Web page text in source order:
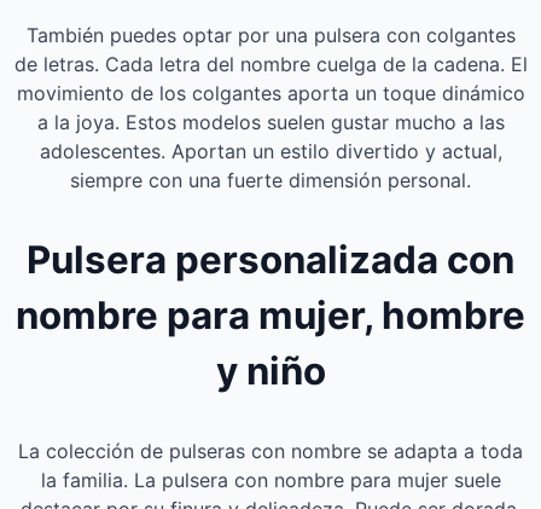
También puedes optar por una pulsera con colgantes
de letras. Cada letra del nombre cuelga de la cadena. El
movimiento de los colgantes aporta un toque dinámico
a la joya. Estos modelos suelen gustar mucho a las
adolescentes. Aportan un estilo divertido y actual,
siempre con una fuerte dimensión personal.
Pulsera personalizada con
nombre para mujer, hombre
y niño
La colección de pulseras con nombre se adapta a toda
la familia. La pulsera con nombre para mujer suele